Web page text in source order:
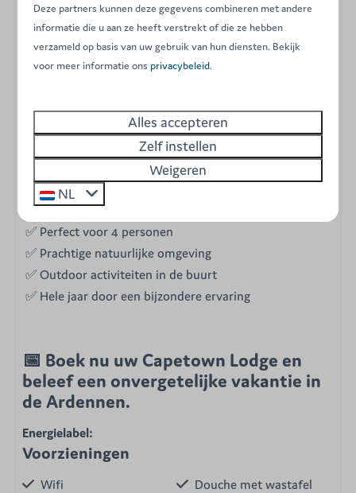
koffie op het terras met uitzicht op het groen en ontdek
daarna de bossen en valleien van de Ardennen.
‘s Avonds dineert u samen op het terras of ontspant u in
🚀 Waarom kiezen voor onze
Capetown Lodges?
✅ Uniek en comfortabel verblijf
✅ Perfect voor 4 personen
✅ Prachtige natuurlijke omgeving
✅ Outdoor activiteiten in de buurt
✅ Hele jaar door een bijzondere ervaring
📅 Boek nu uw Capetown Lodge en
beleef een onvergetelijke vakantie in
de Ardennen.
Energielabel:
Voorzieningen
Wifi
Douche met wastafel
Deze partners kunnen deze gegevens combineren met andere
informatie die u aan ze heeft verstrekt of die ze hebben
verzameld op basis van uw gebruik van hun diensten. Bekijk
voor meer informatie ons privacybeleid.
Alles accepteren
Zelf instellen
Weigeren
NL